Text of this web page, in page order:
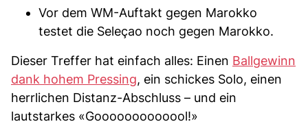
Vor dem WM-Auftakt gegen Marokko
testet die Seleçao noch gegen Marokko.
Dieser Treffer hat einfach alles: Einen Ballgewinn
dank hohem Pressing, ein schickes Solo, einen
herrlichen Distanz-Abschluss – und ein
lautstarkes «Gooooooooooool!»